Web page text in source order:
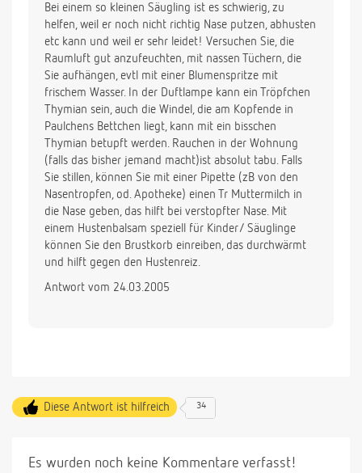
Bei einem so kleinen Säugling ist es schwierig, zu
helfen, weil er noch nicht richtig Nase putzen, abhusten
etc kann und weil er sehr leidet! Versuchen Sie, die
Raumluft gut anzufeuchten, mit nassen Tüchern, die
Sie aufhängen, evtl mit einer Blumenspritze mit
frischem Wasser. In der Duftlampe kann ein Tröpfchen
Thymian sein, auch die Windel, die am Kopfende in
Paulchens Bettchen liegt, kann mit ein bisschen
Thymian betupft werden. Rauchen in der Wohnung
(falls das bisher jemand macht)ist absolut tabu. Falls
Sie stillen, können Sie mit einer Pipette (zB von den
Nasentropfen, od. Apotheke) einen Tr Muttermilch in
die Nase geben, das hilft bei verstopfter Nase. Mit
einem Hustenbalsam speziell für Kinder/ Säuglinge
können Sie den Brustkorb einreiben, das durchwärmt
und hilft gegen den Hustenreiz.
Antwort vom 24.03.2005
Diese Antwort ist hilfreich 34
Es wurden noch keine Kommentare verfasst!